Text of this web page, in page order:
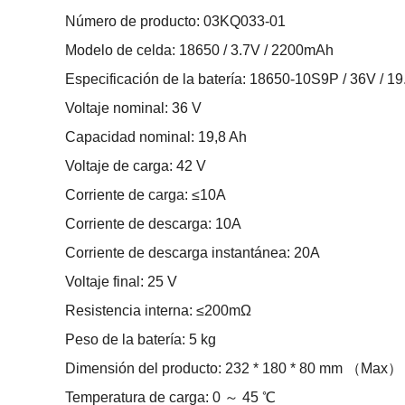
Número de producto: 03KQ033-01
Modelo de celda: 18650 / 3.7V / 2200mAh
Especificación de la batería: 18650-10S9P / 36V /
Voltaje nominal: 36 V
Capacidad nominal: 19,8 Ah
Voltaje de carga: 42 V
Corriente de carga: ≤10A
Corriente de descarga: 10A
Corriente de descarga instantánea: 20A
Voltaje final: 25 V
Resistencia interna: ≤200mΩ
Peso de la batería: 5 kg
Dimensión del producto: 232 * 180 * 80 mm （Max）
Temperatura de carga: 0 ～ 45 ℃